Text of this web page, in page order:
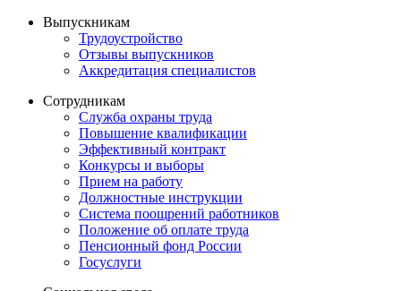
Выпускникам
Трудоустройство
Отзывы выпускников
Аккредитация специалистов
Сотрудникам
Служба охраны труда
Повышение квалификации
Эффективный контракт
Конкурсы и выборы
Прием на работу
Должностные инструкции
Система поощрений работников
Положение об оплате труда
Пенсионный фонд России
Госуслуги